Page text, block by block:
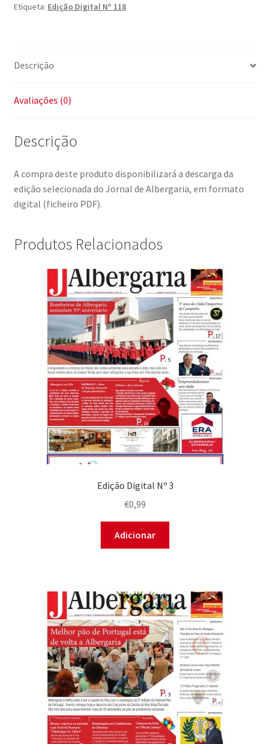
118
Etiqueta: Edição Digital Nº 118
Descrição
Avaliações (0)
Descrição
A compra deste produto disponibilizará a descarga da
edição selecionada do Jornal de Albergaria, em formato
digital (ficheiro PDF).
Produtos Relacionados
Edição Digital Nº 3
€0,99
Adicionar